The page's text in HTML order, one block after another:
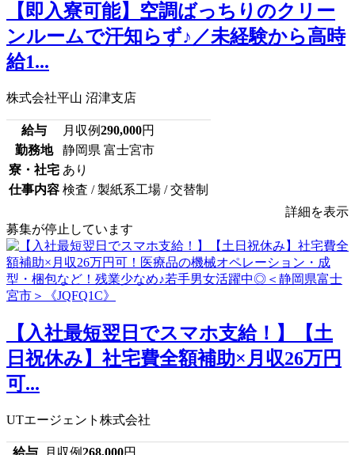
【即入寮可能】空調ばっちりのクリー
ンルームで汗知らず♪／未経験から高時
給1...
株式会社平山 沼津支店
給与 月収例290,000円
勤務地
静岡県 富士宮市
寮・社宅 あり
仕事内容 検査 / 製紙系工場 / 交替制
詳細を表示
募集が停止しています
【入社最短翌日でスマホ支給！】【土
日祝休み】社宅費全額補助×月収26万円
可...
UTエージェント株式会社
給与 月収例268,000円